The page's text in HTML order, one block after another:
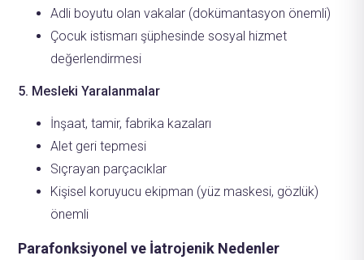
Adli boyutu olan vakalar (dokümantasyon önemli)
Çocuk istismarı şüphesinde sosyal hizmet
değerlendirmesi
5. Mesleki Yaralanmalar
İnşaat, tamir, fabrika kazaları
Alet geri tepmesi
Sıçrayan parçacıklar
Kişisel koruyucu ekipman (yüz maskesi, gözlük)
önemli
Parafonksiyonel ve İatrojenik Nedenler